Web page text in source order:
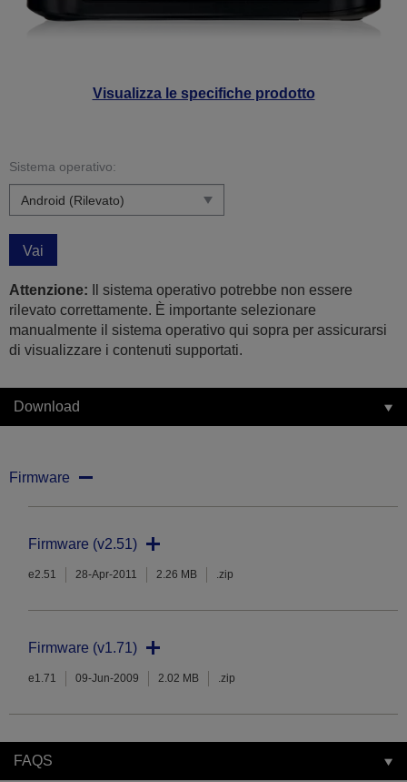
Visualizza le specifiche prodotto
Sistema operativo:
Vai
Attenzione: Il sistema operativo potrebbe non essere
rilevato correttamente. È importante selezionare
manualmente il sistema operativo qui sopra per assicurarsi
di visualizzare i contenuti supportati.
Download
Firmware
Firmware (v2.51)
e2.51 28-Apr-2011 2.26 MB .zip
Firmware (v1.71)
e1.71 09-Jun-2009 2.02 MB .zip
FAQS